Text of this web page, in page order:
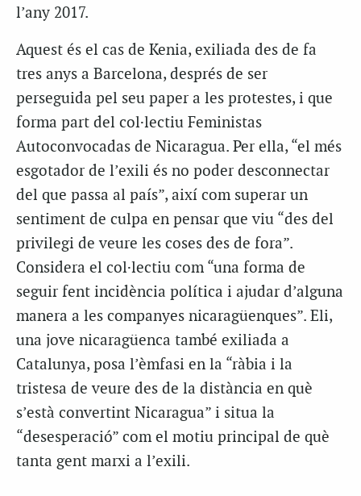
l’any 2017.
Aquest és el cas de Kenia, exiliada des de fa
tres anys a Barcelona, després de ser
perseguida pel seu paper a les protestes, i que
forma part del col·lectiu Feministas
Autoconvocadas de Nicaragua. Per ella, “el més
esgotador de l’exili és no poder desconnectar
del que passa al país”, així com superar un
sentiment de culpa en pensar que viu “des del
privilegi de veure les coses des de fora”.
Considera el col·lectiu com “una forma de
seguir fent incidència política i ajudar d’alguna
manera a les companyes nicaragüenques”. Eli,
una jove nicaragüenca també exiliada a
Catalunya, posa l’èmfasi en la “ràbia i la
tristesa de veure des de la distància en què
s’està convertint Nicaragua” i situa la
“desesperació” com el motiu principal de què
tanta gent marxi a l’exili.